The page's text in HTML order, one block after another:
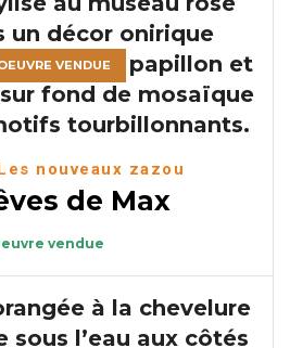
VENDUE
nouveaux zazou
de Max
vendue